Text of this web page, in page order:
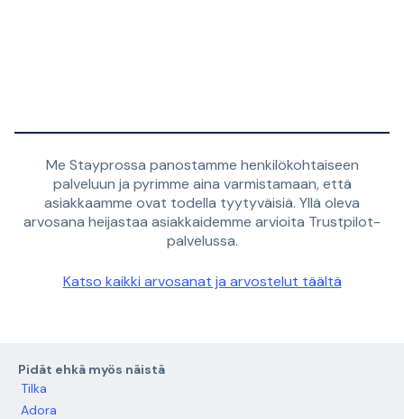
Me Stayprossa panostamme henkilökohtaiseen
palveluun ja pyrimme aina varmistamaan, että
asiakkaamme ovat todella tyytyväisiä. Yllä oleva
arvosana heijastaa asiakkaidemme arvioita Trustpilot-
palvelussa.
Katso kaikki arvosanat ja arvostelut täältä
Pidät ehkä myös näistä
Tilka
Adora